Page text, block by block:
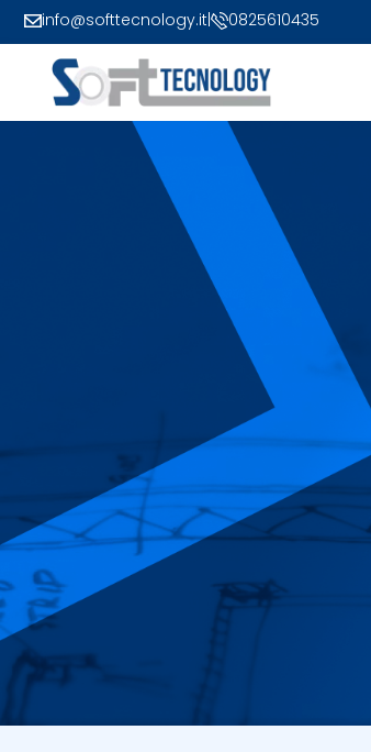
info@softtecnology.it 0825610435